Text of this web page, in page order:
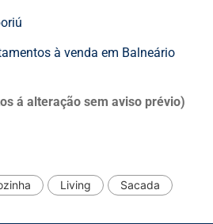
à venda em Balneário
á alteração sem aviso prévio)
Living Sacada